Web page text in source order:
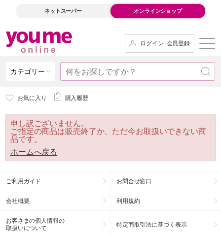
ネットスーパー オンラインショップ
ログイン･会員登録
カテゴリー
お気に入り 購入履歴
申し訳ございません。
ご指定の商品は販売終了か、ただ今お取扱いできない商
品です。
ホームへ戻る
ご利用ガイド お問合せ窓口
会社概要 利用規約
お客さまの個人情報の
取扱いについて
特定商取引法に基づく表示